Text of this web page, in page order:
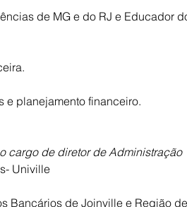
de MG e do RJ e Educador
e planejamento financeiro.
cargo de diretor de Administração
Univille
Bancários de Joinville e Região